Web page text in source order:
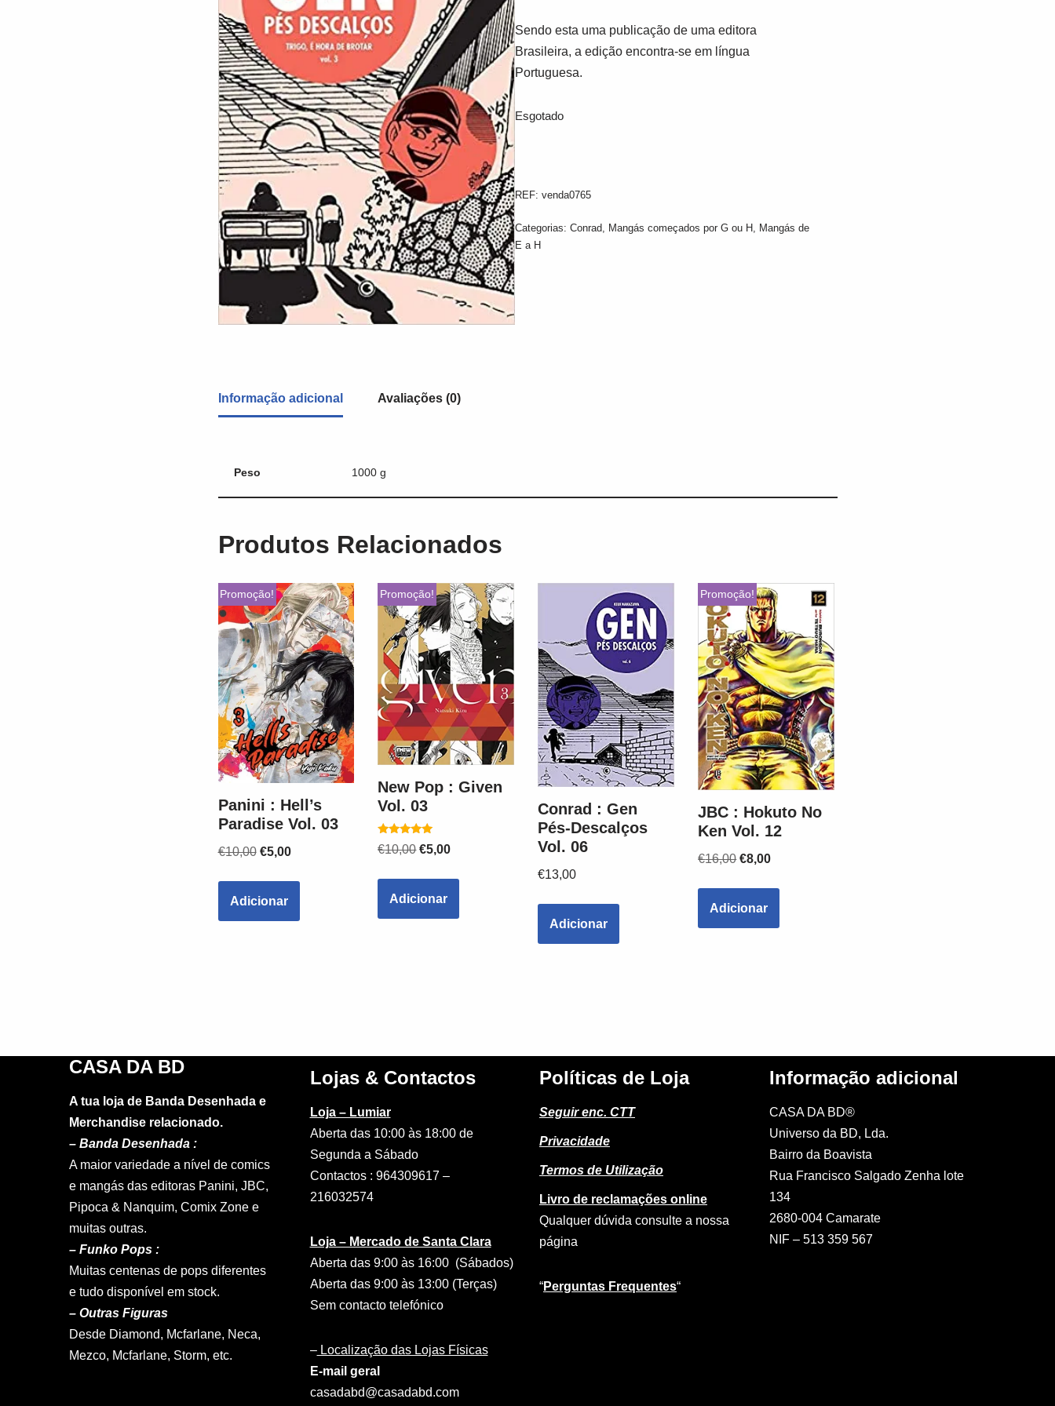
Sendo esta uma publicação de uma editora
Brasileira, a edição encontra-se em língua
Portuguesa.
Esgotado
REF:venda0765
Categorias:Conrad, Mangás começados por G ou H , Mangás de
E a H
Informação adicional Avaliações (0)
Peso 1000 g
Produtos Relacionados
Promoção!
Panini : Hell’s
Paradise Vol. 03
€10,00 €5,00
Adicionar
Promoção!
New Pop : Given
Vol. 03
Avaliação
5.00
€10,00 €5,00
Adicionar
Conrad : Gen
Pés-Descalços
Vol. 06
€13,00
Adicionar
Promoção!
JBC : Hokuto No
Ken Vol. 12
€16,00 €8,00
Adicionar
CASA DA BD
A tua loja de Banda Desenhada e
Merchandise relacionado.
– Banda Desenhada :
A maior variedade a nível de comics
e mangás das editoras Panini, JBC,
Pipoca & Nanquim, Comix Zone e
muitas outras.
– Funko Pops :
Muitas centenas de pops diferentes
e tudo disponível em stock.
– Outras Figuras
Desde Diamond, Mcfarlane, Neca,
Mezco, Mcfarlane, Storm, etc.
Lojas & Contactos
Loja – Lumiar
Aberta das 10:00 às 18:00 de
Segunda a Sábado
Contactos : 964309617 –
216032574
Loja – Mercado de Santa Clara
Aberta das 9:00 às 16:00 (Sábados)
Aberta das 9:00 às 13:00 (Terças)
Sem contacto telefónico
–Localização das Lojas Físicas
E-mail geral
casadabd@casadabd.com
Políticas de Loja
Seguir enc. CTT
Privacidade
Termos de Utilização
Livro de reclamações online
Qualquer dúvida consulte a nossa
página
“Perguntas Frequentes“
Informação adicional
CASA DA BD®
Universo da BD, Lda.
Bairro da Boavista
Rua Francisco Salgado Zenha lote
134
2680-004 Camarate
NIF – 513 359 567